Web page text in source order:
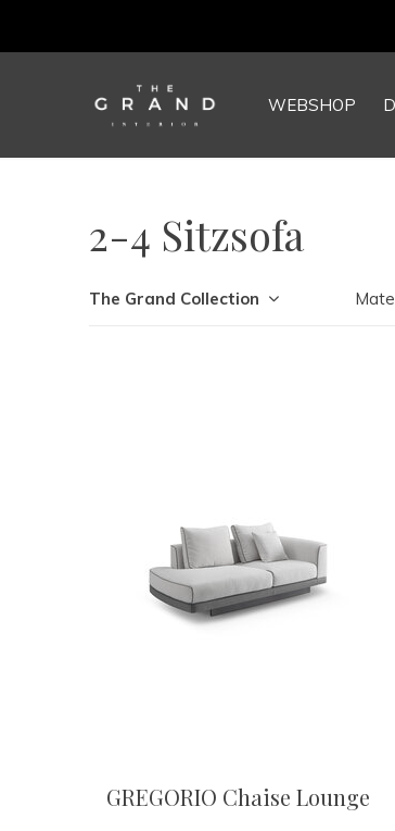
WEBSHOP
2-4 Sitzsofa
The Grand Collection
GREGORIO Chaise Lounge